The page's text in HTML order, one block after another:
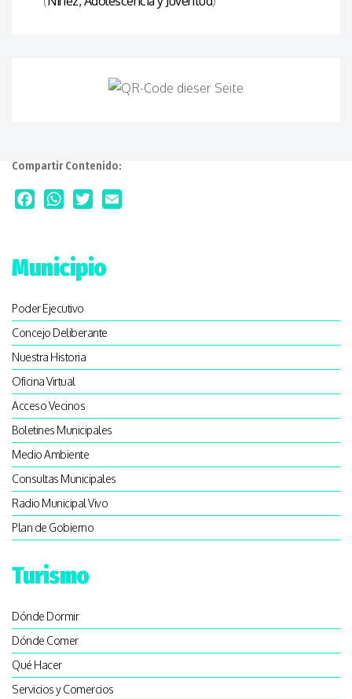
Compartir Contenido:
Municipio
Poder Ejecutivo
Concejo Deliberante
Nuestra Historia
Oficina Virtual
Acceso Vecinos
Boletines Municipales
Medio Ambiente
Consultas Municipales
Radio Municipal Vivo
Plan de Gobierno
Turismo
Dónde Dormir
Dónde Comer
Qué Hacer
Servicios y Comercios